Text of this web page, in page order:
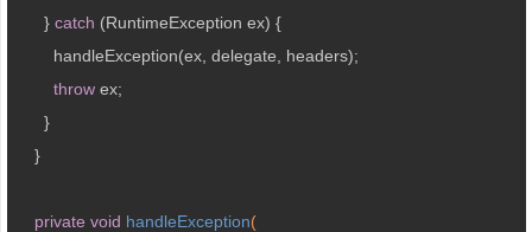
      }
catch (RuntimeException ex) {
        handleException(ex, delegate, headers);
throw ex;
      }
    }
private void handleException(